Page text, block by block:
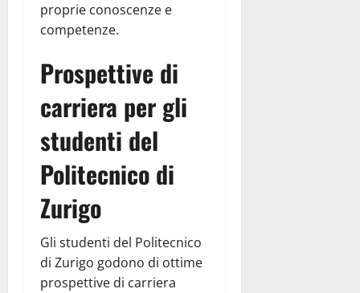
proprie conoscenze e
competenze.
Prospettive di
carriera per gli
studenti del
Politecnico di
Zurigo
Gli studenti del Politecnico
di Zurigo godono di ottime
prospettive di carriera